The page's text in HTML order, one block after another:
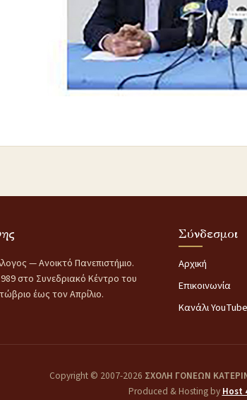
— Ανοικτό Πανεπιστήμιο.
στο Συνεδριακό Κέντρο του
έως τον Απρίλιο.
Σύνδεσμοι
Αρχική
Επικοινωνία
Κανάλι YouTube
Copyright © 2007-2026 ΣΧΟΛΗ ΓΟΝΕΩΝ
Produced & Hosting by Host